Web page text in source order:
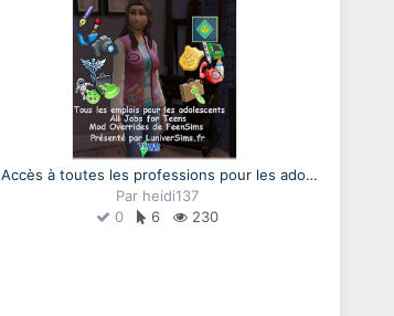
Accès à toutes les professions pour les ados
(All Jobs for Teens). Un mod de FeenSims
Par heidi137
0
6 230